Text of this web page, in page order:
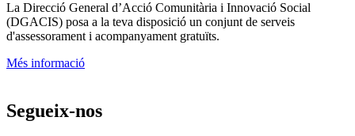
La Direcció General d’Acció Comunitària i Innovació Social
(DGACIS) posa a la teva disposició un conjunt de serveis
d'assessorament i acompanyament gratuïts.
Més informació
Segueix-nos